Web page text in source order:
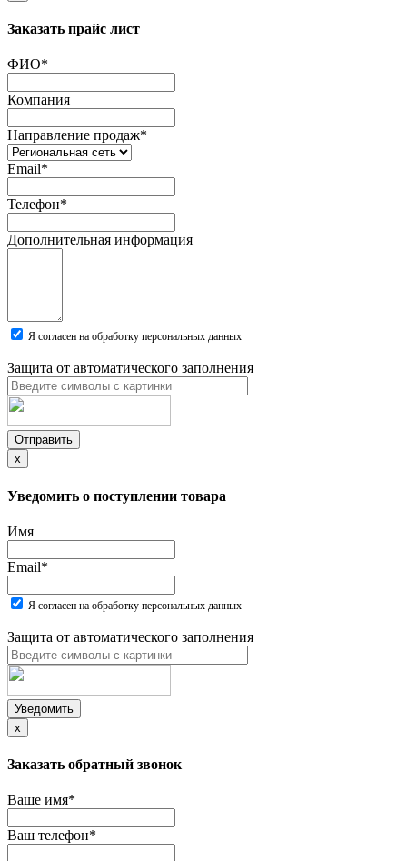
Заказать прайс лист
ФИО*
Компания
Направление продаж*
Email*
Телефон*
Дополнительная информация
Я согласен на обработку персональных данных
Защита от автоматического заполнения
Отправить
x
Уведомить о поступлении товара
Имя
Email*
Я согласен на обработку персональных данных
Защита от автоматического заполнения
Уведомить
x
Заказать обратный звонок
Ваше имя*
Ваш телефон*